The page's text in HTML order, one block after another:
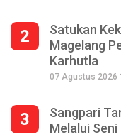
2
Satukan
Magelang
Karhutla
07 Agustus 2026
3
Sangpari
Melalui Seni